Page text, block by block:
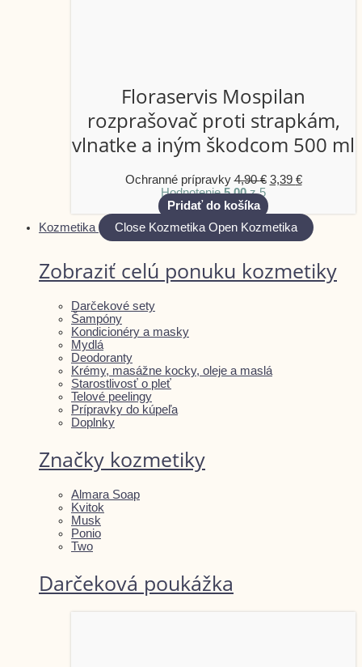
Floraservis Mospilan
rozprašovač proti strapkám,
vlnatke a iným škodcom 500 ml
Ochranné prípravky4,90€ 3,39 €
Hodnotenie5.00z 5
Pridať do košíka
Kozmetika
Close Kozmetika Open Kozmetika
Zobraziť celú ponuku kozmetiky
Darčekové sety
Šampóny
Kondicionéry a masky
Mydlá
Deodoranty
Krémy, masážne kocky, oleje a maslá
Starostlivosť o pleť
Telové peelingy
Prípravky do kúpeľa
Doplnky
Značky kozmetiky
Almara Soap
Kvitok
Musk
Ponio
Two
Darčeková poukážka